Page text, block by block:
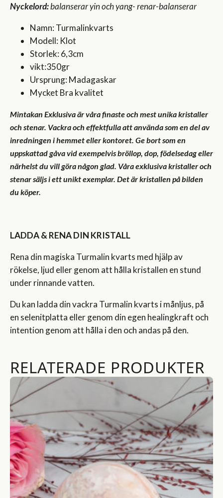
Nyckelord:balanserar yin och yang- renar-balanserar
Namn: Turmalinkvarts
Modell: Klot
Storlek: 6,3cm
vikt:350gr
Ursprung: Madagaskar
Mycket Bra kvalitet
Mintakan Exklusiva är våra finaste och mest unika kristaller
och stenar. Vackra och effektfulla att använda som en del av
inredningen i hemmet eller kontoret. Ge bort som en
uppskattad gåva vid exempelvis bröllop, dop, födelsedag eller
närhelst du vill göra någon glad. Våra exklusiva kristaller och
stenar säljs i ett unikt exemplar. Det är kristallen på bilden
du köper.
LADDA & RENA DIN KRISTALL
Rena din magiska Turmalin kvarts med hjälp av
rökelse, ljud eller genom att hålla kristallen en stund
under rinnande vatten.
Du kan ladda din vackra Turmalin kvarts i månljus, på
en selenitplatta eller genom din egen healingkraft och
intention genom att hålla i den och andas på den.
RELATERADE PRODUKTER